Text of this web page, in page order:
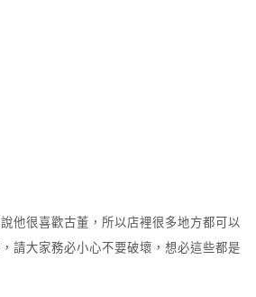
他很喜歡古董，所以店裡很多地方都可以
請大家務必小心不要破壞，想必這些都是